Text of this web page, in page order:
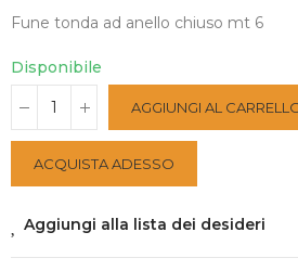
Fune tonda ad anello chiuso mt 6
Disponibile
AGGIUNGI AL
ACQUISTA ADESSO
Aggiungi alla lista dei desideri